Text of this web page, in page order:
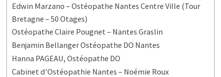
Edwin Marzano – Ostéopathe Nantes Centre Ville (Tour
Bretagne – 50 Otages)
Ostéopathe Claire Pougnet – Nantes Graslin
Benjamin Bellanger Ostéopathe DO Nantes
Hanna PAGEAU, Ostéopathe DO
Cabinet d’Ostéopathie Nantes – Noémie Roux